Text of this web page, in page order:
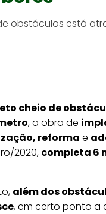
obstáculos está
cheio de
, a obra de
reforma e
2020, completa 6
além dos
, em certo ponto a